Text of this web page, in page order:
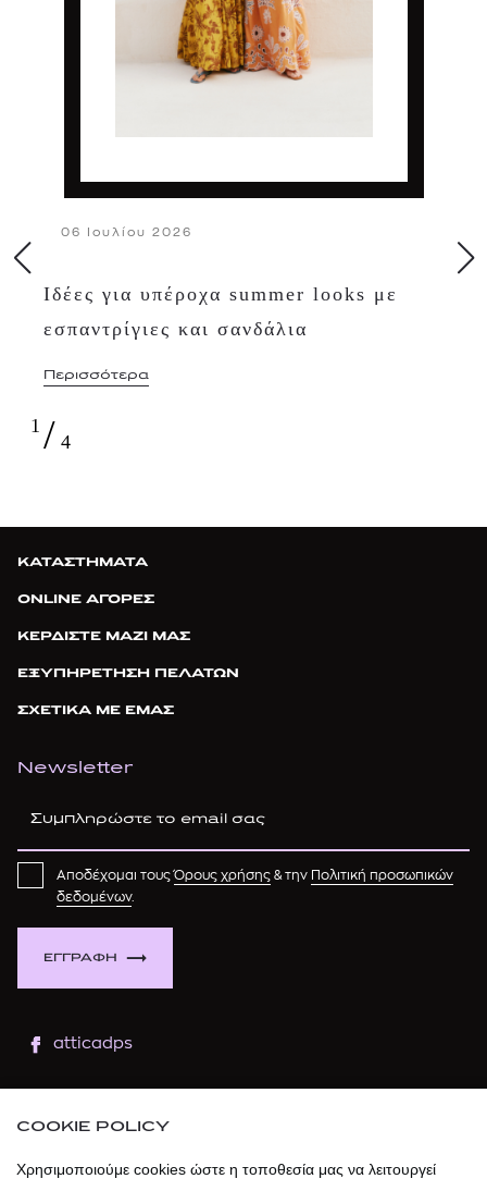
06 Ιουλίου 2026
Ιδέες για υπέροχα summer looks με
εσπαντρίγιες και σανδάλια
Περισσότερα
1 / 4
ΚΑΤΑΣΤΗΜΑΤΑ
ONLINE ΑΓΟΡΕΣ
ΚΕΡΔΙΣΤΕ ΜΑΖΙ ΜΑΣ
ΕΞΥΠΗΡΕΤΗΣΗ ΠΕΛΑΤΩΝ
ΣΧΕΤΙΚΑ ΜΕ ΕΜΑΣ
Newsletter
ΕΓΓΡΑΦΗ
Αποδέχομαι τουςΌρους χρήσης & την Πολιτική προσωπικών
δεδομένων.
atticadps
atticadps
COOKIE POLICY
Χρησιμοποιούμε cookies ώστε η τοποθεσία μας να λειτουργεί